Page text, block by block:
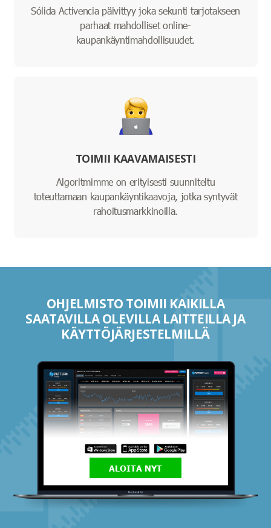
Sólida Activencia päivittyy joka sekunti tarjotakseen
parhaat mahdolliset online-
kaupankäyntimahdollisuudet.
TOIMII KAAVAMAISESTI
Algoritmimme on erityisesti suunniteltu
toteuttamaan kaupankäyntikaavoja, jotka syntyvät
rahoitusmarkkinoilla.
OHJELMISTO TOIMII KAIKILLA
SAATAVILLA OLEVILLA LAITTEILLA JA
KÄYTTÖJÄRJESTELMILLÄ
ALOITA NYT